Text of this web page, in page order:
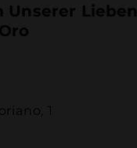
Unserer Lieben
1